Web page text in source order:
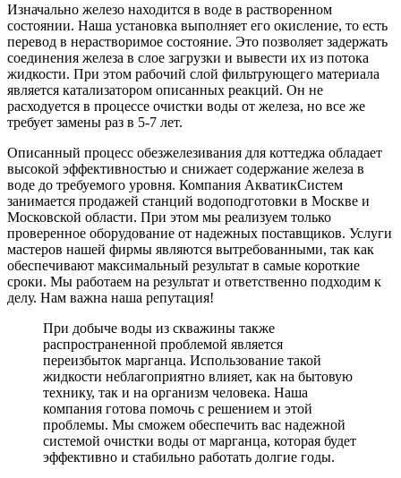
Изначально железо находится в воде в растворенном
состоянии. Наша установка выполняет его окисление, то есть
перевод в нерастворимое состояние. Это позволяет задержать
соединения железа в слое загрузки и вывести их из потока
жидкости. При этом рабочий слой фильтрующего материала
является катализатором описанных реакций. Он не
расходуется в процессе очистки воды от железа, но все же
требует замены раз в 5-7 лет.
Описанный процесс обезжелезивания для коттеджа обладает
высокой эффективностью и снижает содержание железа в
воде до требуемого уровня. Компания АкватикСистем
занимается продажей станций водоподготовки в Москве и
Московской области. При этом мы реализуем только
проверенное оборудование от надежных поставщиков. Услуги
мастеров нашей фирмы являются вытребованными, так как
обеспечивают максимальный результат в самые короткие
сроки. Мы работаем на результат и ответственно подходим к
делу. Нам важна наша репутация!
При добыче воды из скважины также
распространенной проблемой является
переизбыток марганца. Использование такой
жидкости неблагоприятно влияет, как на бытовую
технику, так и на организм человека. Наша
компания готова помочь с решением и этой
проблемы. Мы сможем обеспечить вас надежной
системой очистки воды от марганца, которая будет
эффективно и стабильно работать долгие годы.